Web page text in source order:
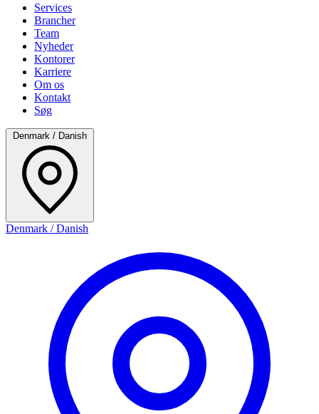
Services
Brancher
Team
Nyheder
Kontorer
Karriere
Om os
Kontakt
Søg
Denmark / Danish
Denmark / Danish